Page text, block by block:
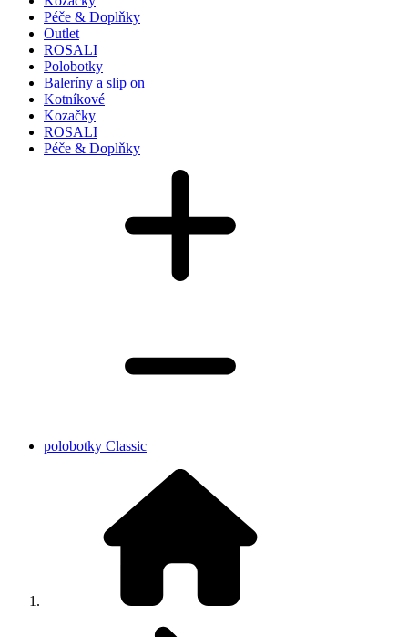
Péče & Doplňky
Outlet
ROSALI
Polobotky
Baleríny a slip on
Kotníkové
Kozačky
ROSALI
Péče & Doplňky
polobotky Classic